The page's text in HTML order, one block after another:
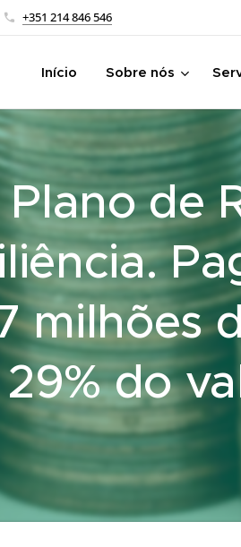
+351 214 846 546
Início Sobre nós
Plano de
milhões
29% do